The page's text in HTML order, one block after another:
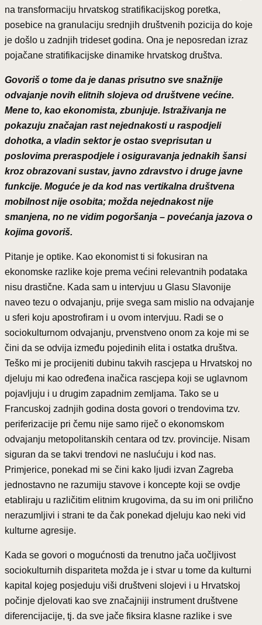
na transformaciju hrvatskog stratifikacijskog poretka,
posebice na granulaciju srednjih društvenih pozicija do koje
je došlo u zadnjih trideset godina. Ona je neposredan izraz
pojačane stratifikacijske dinamike hrvatskog društva.
Govoriš o tome da je danas prisutno sve snažnije
odvajanje novih elitnih slojeva od društvene većine.
Mene to, kao ekonomista, zbunjuje. Istraživanja ne
pokazuju značajan rast nejednakosti u raspodjeli
dohotka, a vladin sektor je ostao sveprisutan u
poslovima preraspodjele i osiguravanja jednakih šansi
kroz obrazovani sustav, javno zdravstvo i druge javne
funkcije. Moguće je da kod nas vertikalna društvena
mobilnost nije osobita; možda nejednakost nije
smanjena, no ne vidim pogoršanja – povećanja jazova o
kojima govoriš.
Pitanje je optike. Kao ekonomist ti si fokusiran na
ekonomske razlike koje prema većini relevantnih podataka
nisu drastične. Kada sam u intervjuu u Glasu Slavonije
naveo tezu o odvajanju, prije svega sam mislio na odvajanje
u sferi koju apostrofiram i u ovom intervjuu. Radi se o
sociokulturnom odvajanju, prvenstveno onom za koje mi se
čini da se odvija između pojedinih elita i ostatka društva.
Teško mi je procijeniti dubinu takvih rascjepa u Hrvatskoj no
djeluju mi kao određena inačica rascjepa koji se uglavnom
pojavljuju i u drugim zapadnim zemljama. Tako se u
Francuskoj zadnjih godina dosta govori o trendovima tzv.
periferizacije pri čemu nije samo riječ o ekonomskom
odvajanju metopolitanskih centara od tzv. provincije. Nisam
siguran da se takvi trendovi ne naslućuju i kod nas.
Primjerice, ponekad mi se čini kako ljudi izvan Zagreba
jednostavno ne razumiju stavove i koncepte koji se ovdje
etabliraju u različitim elitnim krugovima, da su im oni prilično
nerazumljivi i strani te da čak ponekad djeluju kao neki vid
kulturne agresije.
Kada se govori o mogućnosti da trenutno jača uočljivost
sociokulturnih dispariteta možda je i stvar u tome da kulturni
kapital kojeg posjeduju viši društveni slojevi i u Hrvatskoj
počinje djelovati kao sve značajniji instrument društvene
diferencijacije, tj. da sve jače fiksira klasne razlike i sve